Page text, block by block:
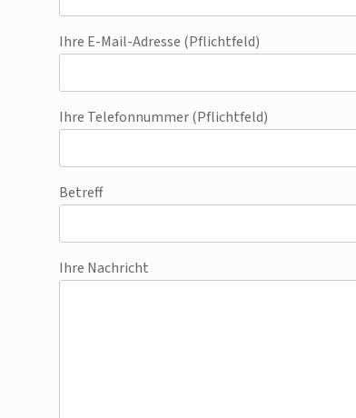
Ihre E-Mail-Adresse (Pflichtfeld)
Ihre Telefonnummer (Pflichtfeld)
Betreff
Ihre Nachricht